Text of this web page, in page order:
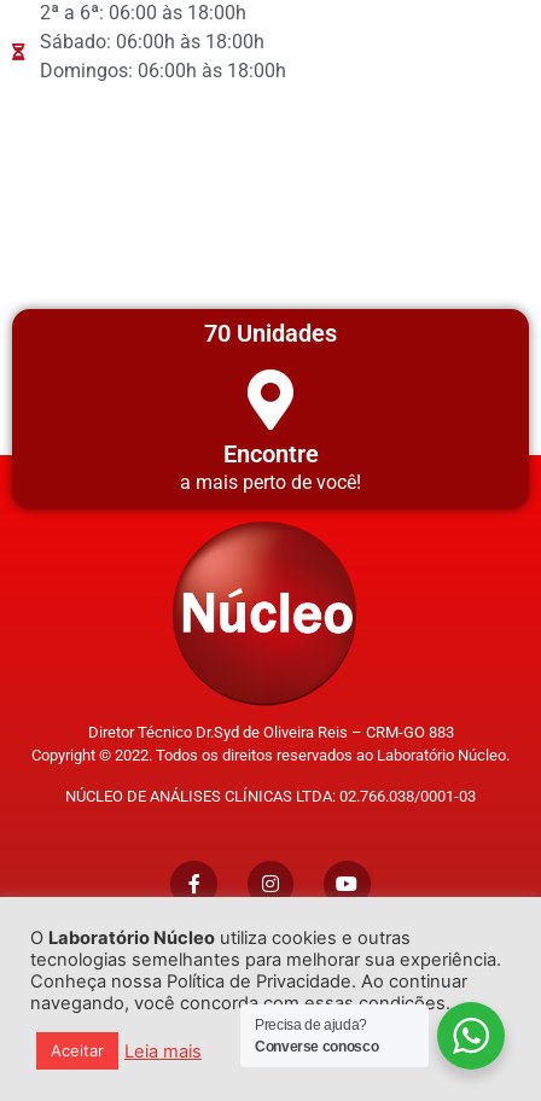
2ª a 6ª: 06:00 às 18:00h
Sábado: 06:00h às 18:00h
Domingos: 06:00h às 18:00h
70 Unidades
Encontre
a mais perto de você!
Diretor Técnico Dr.Syd de Oliveira Reis – CRM-GO 883
Copyright © 2022. Todos os direitos reservados ao Laboratório Núcleo.
NÚCLEO DE ANÁLISES CLÍNICAS LTDA: 02.766.038/0001-03
Trabalhe Conosco
Desenvolvido porGO!Sites
O Laboratório Núcleo utiliza cookies e outras
tecnologias semelhantes para melhorar sua experiência.
Conheça nossa Política de Privacidade. Ao continuar
navegando, você concorda com essas condições.
Aceitar Leia mais
Precisa de ajuda?
Converse conosco